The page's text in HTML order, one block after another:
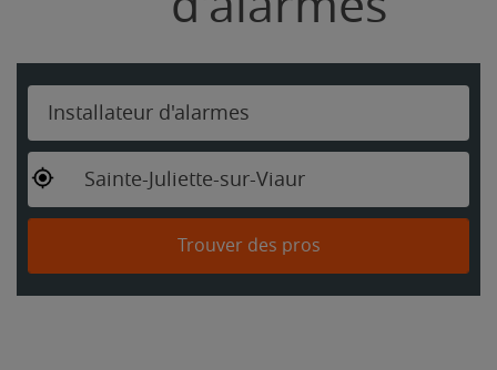
Installateur d'alarmes
Sainte-Juliette-sur-Viaur
Trouver des pros